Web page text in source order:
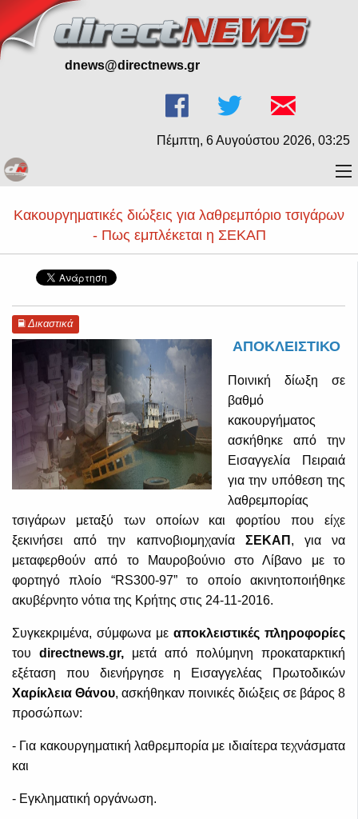
dnews@directnews.gr
Πέμπτη, 6 Αυγούστου 2026, 03:25
Κακουργηματικές διώξεις για λαθρεμπόριο τσιγάρων
- Πως εμπλέκεται η ΣΕΚΑΠ
Δικαστικά
ΑΠΟΚΛΕΙΣΤΙΚΟ
Ποινική δίωξη σε
βαθμό
κακουργήματος
ασκήθηκε από την
Εισαγγελία Πειραιά
για την υπόθεση της
λαθρεμπορίας
τσιγάρων μεταξύ των οποίων και φορτίου που είχε
ξεκινήσει από την καπνοβιομηχανία ΣΕΚΑΠ , για να
μεταφερθούν από το Μαυροβούνιο στο Λίβανο με το
φορτηγό πλοίο “RS300-97” το οποίο ακινητοποιήθηκε
ακυβέρνητο νότια της Κρήτης στις 24-11-2016.
Συγκεκριμένα, σύμφωνα με αποκλειστικές πληροφορίες
του directnews.gr, μετά από πολύμηνη προκαταρκτική
εξέταση που διενήργησε η Εισαγγελέας Πρωτοδικών
Χαρίκλεια Θάνου, ασκήθηκαν ποινικές διώξεις σε βάρος 8
προσώπων:
- Για κακουργηματική λαθρεμπορία με ιδιαίτερα τεχνάσματα
και
- Εγκληματική οργάνωση.